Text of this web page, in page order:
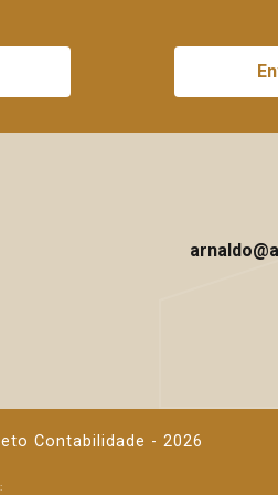
Contabilidade - 2026